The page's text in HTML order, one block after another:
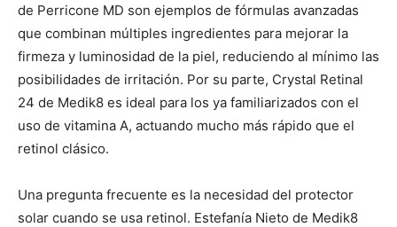
de Perricone MD son ejemplos de fórmulas avanzadas
que combinan múltiples ingredientes para mejorar la
firmeza y luminosidad de la piel, reduciendo al mínimo las
posibilidades de irritación. Por su parte, Crystal Retinal
24 de Medik8 es ideal para los ya familiarizados con el
uso de vitamina A, actuando mucho más rápido que el
retinol clásico.
Una pregunta frecuente es la necesidad del protector
solar cuando se usa retinol. Estefanía Nieto de Medik8